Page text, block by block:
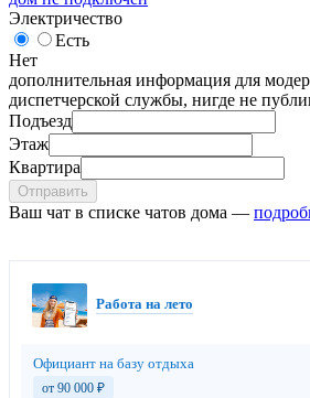
Электричество
Есть
Нет
дополнительная информация для
диспетчерской службы, нигде не
Подъезд
Этаж
Квартира
Отправить
Ваш чат в списке чатов дома —
Работа на лето
Официант на базу отдыха
от 90 000 ₽